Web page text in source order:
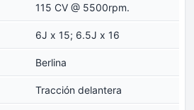
115 CV @ 5500rpm.
6J x 15; 6.5J x 16
Berlina
Tracción delantera